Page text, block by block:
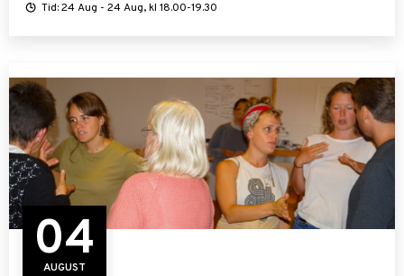
Tid: 24 Aug - 24 Aug, kl 18.00-19.30
04
AUGUST